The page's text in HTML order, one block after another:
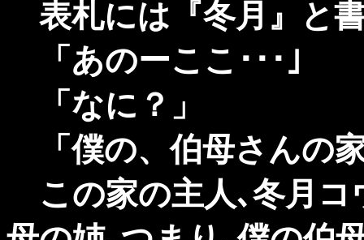
表札には『冬月』と
「あのーここ･･･｣
「なに？」
「僕の、伯母さんの
この家の主人､冬月コ